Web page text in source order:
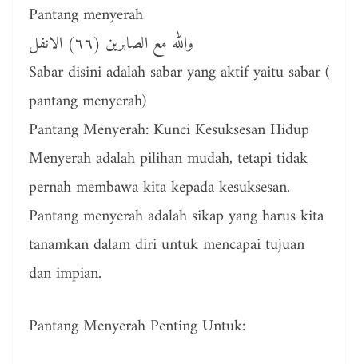
Pantang menyerah
والله مع الصابرين (٦٦) الانفل
Sabar disini adalah sabar yang aktif yaitu sabar (
pantang menyerah)
Pantang Menyerah: Kunci Kesuksesan Hidup
Menyerah adalah pilihan mudah, tetapi tidak
pernah membawa kita kepada kesuksesan.
Pantang menyerah adalah sikap yang harus kita
tanamkan dalam diri untuk mencapai tujuan
dan impian.
Pantang Menyerah Penting Untuk: